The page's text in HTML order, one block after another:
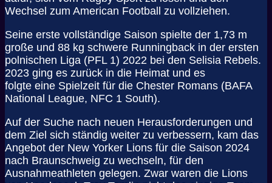
Wechsel zum American Football zu vollziehen.
Seine erste vollständige Saison spielte der 1,73 m
große und 88 kg schwere Runningback in der ersten
polnischen Liga (PFL 1) 2022 bei den Selisia Rebels.
2023 ging es zurück in die Heimat und es
folgte eine Spielzeit für die Chester Romans (BAFA
National League, NFC 1 South).
Auf der Suche nach neuen Herausforderungen und
dem Ziel sich ständig weiter zu verbessern, kam das
Angebot der New Yorker Lions für die Saison 2024
nach Braunschweig zu wechseln, für den
Ausnahmeathleten gelegen. Zwar waren die Lions